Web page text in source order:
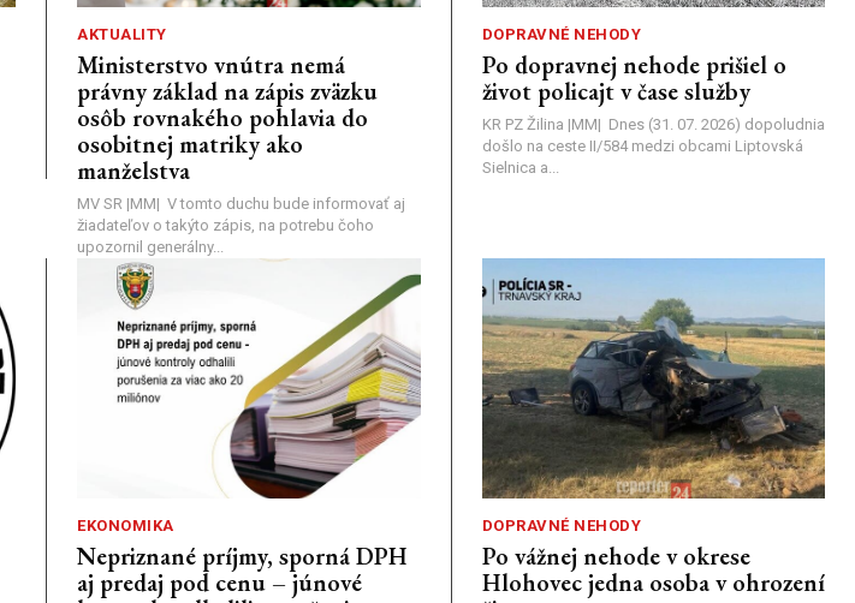
AKTUALITY
Ministerstvo vnútra nemá
právny základ na zápis zväzku
osôb rovnakého pohlavia do
osobitnej matriky ako
manželstva
MV SR |MM| V tomto duchu bude informovať aj
žiadateľov o takýto zápis, na potrebu čoho
upozornil generálny...
DOPRAVNÉ NEHODY
Po dopravnej nehode prišiel o
život policajt v čase služby
KR PZ Žilina |MM| Dnes (31. 07. 2026) dopoludnia
došlo na ceste II/584 medzi obcami Liptovská
Sielnica a...
EKONOMIKA
Nepriznané príjmy, sporná DPH
aj predaj pod cenu – júnové
DOPRAVNÉ NEHODY
Po vážnej nehode v okrese
Hlohovec jedna osoba v ohrození